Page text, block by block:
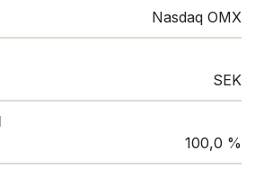
Nasdaq OMX
SEK
100,0 %